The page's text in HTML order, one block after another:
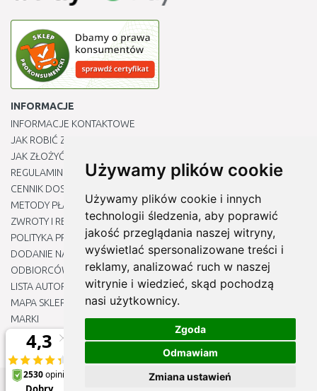
Używamy plików cookie
Używamy plików cookie i innych
technologii śledzenia, aby poprawić
jakość przeglądania naszej witryny,
wyświetlać spersonalizowane treści i
reklamy, analizować ruch w naszej
witrynie i wiedzieć, skąd pochodzą
nasi użytkownicy.
Zgoda
Odmawiam
Zmiana ustawień
INFORMACJE
INFORMACJE KONTAKTOWE
JAK ROBIĆ ZAKUPY ?
JAK ZŁOŻYĆ REKLAMACJĘ
REGULAMIN
CENNIK DOSTAWY
METODY PŁATNOŚCI
ZWROTY I REKLAMACJE PRODUKTÓW
POLITYKA PRYWATNOŚCI
DODANIE NASZYCH ADRESÓW E-MAIL DO LISTY ZAUFANYCH
ODBIORCÓW
LISTA AUTORYZOWANYCH CENTRÓW SERWISOWYCH
MAPA SKLEPU
MARKI
BLOGU
EDYTUJ MOJE PREFERENCJE DOTYCZĄCE PLIKÓW COOKIE